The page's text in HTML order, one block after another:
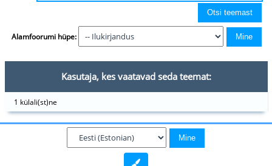
Alamfoorumi hüpe:
Kasutaja, kes vaatavad seda teemat:
1 külali(st)ne